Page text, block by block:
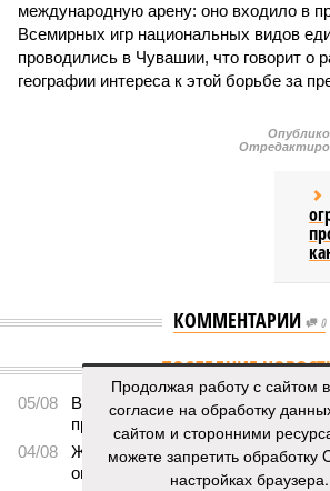
международную арену: оно входило в
Всемирных игр национальных видов
проводились в Чувашии, что говорит о
географии интереса к этой борьбе за
КОММЕНТАРИИ 0
ПОСЛЕДНИЕ
05/08
В Чебоксарах снесут 46
проблемной «Кувшинкой»
04/08
Житель Екатеринбурга по
ограбил квартиру в Чебоксарах
Продолжая работу с сайтом
согласие на обработку
сайтом и сторонними
можете запретить обработку
настройках браузера.